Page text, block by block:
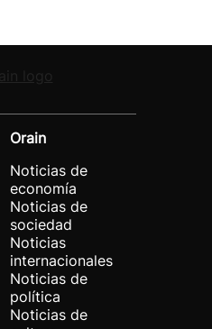
Orain
Noticias de
economía
Noticias de
sociedad
Noticias
internacionales
Noticias de
política
Noticias de